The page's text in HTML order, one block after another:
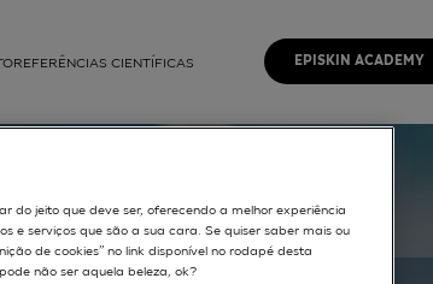
REFERÊNCIAS CIENTÍFICAS EPISKIN ACADEMY
do jeito que deve ser, oferecendo a melhor experiência
e serviços que são a sua cara. Se quiser saber mais ou
de cookies” no link disponível no rodapé desta
não ser aquela beleza, ok?